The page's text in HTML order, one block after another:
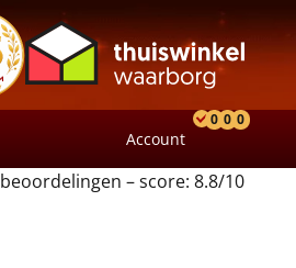
Account
0 0 0
beoordelingen – score: 8.8/10